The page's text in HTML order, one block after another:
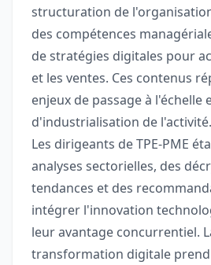
structuration de
des compétences
de stratégies digitales pour
et les ventes. Ces contenus
enjeux de passage à l'échelle
d'industrialisation de l'activité.
Les dirigeants de TPE-PME
analyses sectorielles, des
tendances et des
intégrer l'innovation
leur avantage concurrentiel.
transformation digitale